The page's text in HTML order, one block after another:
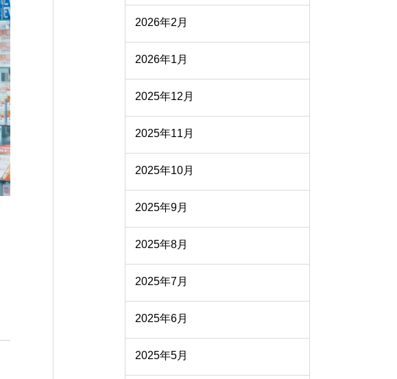
2026年2月
2026年1月
2025年12月
2025年11月
2025年10月
2025年9月
2025年8月
2025年7月
2025年6月
2025年5月